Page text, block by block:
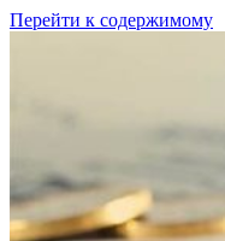
Перейти к содержимому